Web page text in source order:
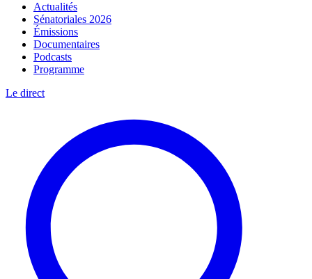
Actualités
Sénatoriales 2026
Émissions
Documentaires
Podcasts
Programme
Le direct